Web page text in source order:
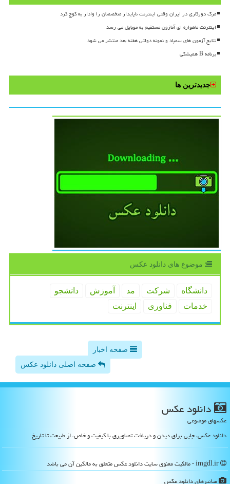
مرگ دورکاری در ایران وقتی اینترنت ناپایدار متخصصان را وادار به کوچ کرد
اینترنت ماهواره ای آمازون مستقیم به موبایل می رسد
نتایج آزمون های سمپاد و نمونه دولتی هفته بعد منتشر می شود
برنامه B همیشگی
جدیدترین ها
موضوع های دانلود عكس
دانشگاه شركت مد آموزش
دانشجو
خدمات
فناوری اینترنت
صفحه اخبار
صفحه اصلی دانلود عکس
دانلود عكس
عکسهای موضوعی
دانلود عکس، جایی برای دیدن و دریافت تصاویری با کیفیت و خاص، از طبیعت تا تاریخ
میانبرهای دانلود عكس